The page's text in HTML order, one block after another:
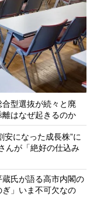
型選抜が続々と廃
はなぜ起きるのか
安になった成長株”に
んが「絶好の仕込み
蔵氏が語る高市内閣の
」いま不可欠なの